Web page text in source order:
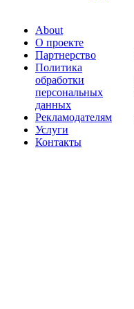
About
О проекте
Партнерство
Политика
обработки
персональных
данных
Рекламодателям
Услуги
Контакты